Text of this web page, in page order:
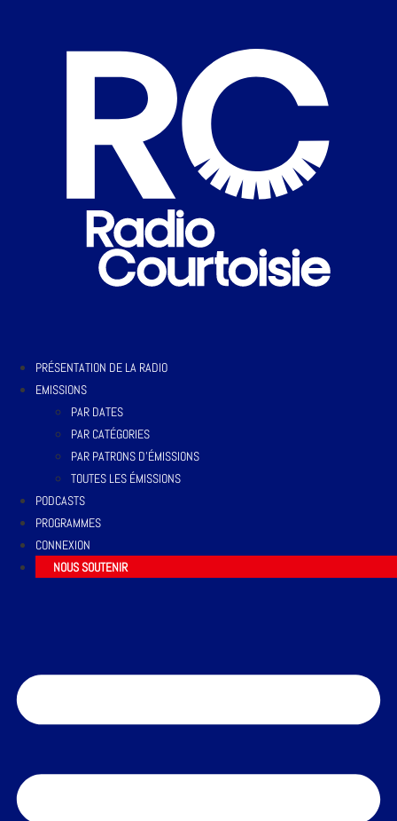
PRÉSENTATION DE LA RADIO
EMISSIONS
PAR DATES
PAR CATÉGORIES
PAR PATRONS D’ÉMISSIONS
TOUTES LES ÉMISSIONS
PODCASTS
PROGRAMMES
CONNEXION
NOUS SOUTENIR